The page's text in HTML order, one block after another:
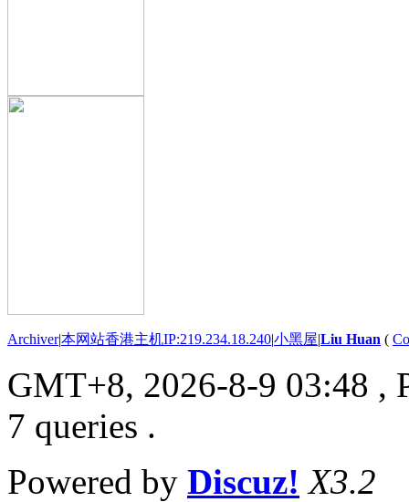
Archiver|本网站香港主机IP:219.234.18.240|小黑屋|Liu Huan (
GMT+8, 2026-8-9 03:48 ,
7 queries .
Powered by Discuz! X3.2